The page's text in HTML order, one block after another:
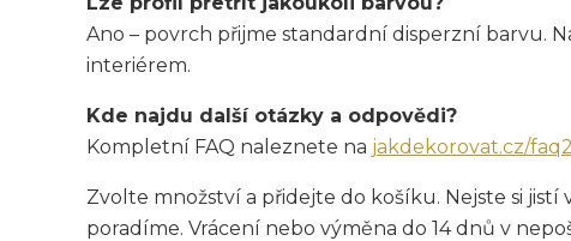
Ano – povrch přijme standardní disperzní barvu.
interiérem.
Kde najdu další otázky a odpovědi?
Kompletní FAQ naleznete na jakdekorovat.cz/faq2
Zvolte množství a přidejte do košíku. Nejste si
poradíme. Vrácení nebo výměna do 14 dnů v